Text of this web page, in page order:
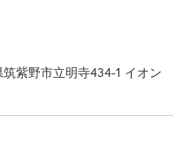
紫野市立明寺434-1 イオン